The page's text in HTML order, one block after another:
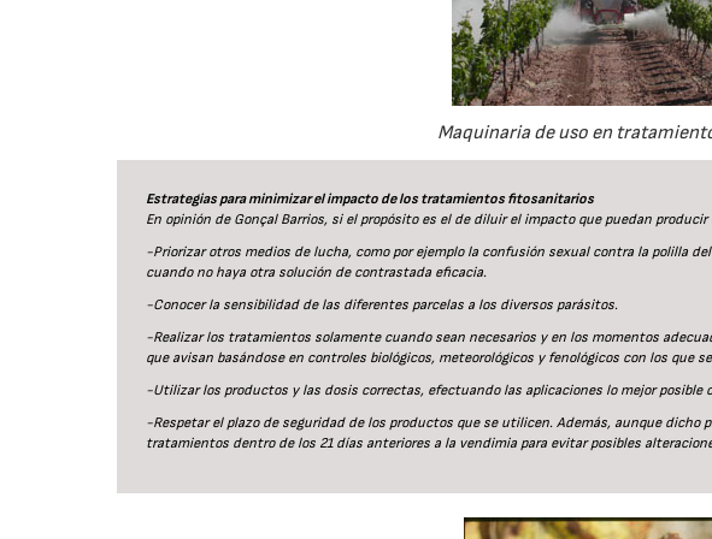
Maquinaria de uso en
Estrategias para minimizar el impacto de los tratamientos fitosanitarios
En opinión de Gonçal Barrios, si el propósito es el de diluir el impacto que puedan
-Priorizar otros medios de lucha, como por ejemplo la confusión sexual contra la polilla
cuando no haya otra solución de contrastada eficacia.
-Conocer la sensibilidad de las diferentes parcelas a los diversos parásitos.
-Realizar los tratamientos solamente cuando sean necesarios y en los momentos
que avisan basándose en controles biológicos, meteorológicos y fenológicos con los que
-Utilizar los productos y las dosis correctas, efectuando las aplicaciones lo mejor posible
-Respetar el plazo de seguridad de los productos que se utilicen. Además, aunque dicho
tratamientos dentro de los 21 días anteriores a la vendimia para evitar posibles